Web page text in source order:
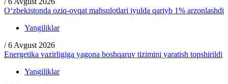
O‘zbekistonda oziq-ovqat mahsulotlari iyulda qariyb 1% arzonlashdi
Yangiliklar
/ 6 Avgust 2026
Energetika vazirligiga yagona boshqaruv tizimini yaratish topshirildi
Yangiliklar